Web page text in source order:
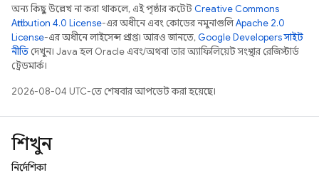
অন্য কিছু উল্লেখ না করা থাকলে, এই পৃষ্ঠার কন্টেন্টCreative Commons
Attribution 4.0 License-এর অধীনে এবং কোডের নমুনাগুলিApache 2.0
License-এর অধীনে লাইসেন্স প্রাপ্ত। আরও জানতে,Google Developers সাইট
নীতি দেখুন। Java হল Oracle এবং/অথবা তার অ্যাফিলিয়েট সংস্থার রেজিস্টার্ড
ট্রেডমার্ক।
2026-08-04 UTC-তে শেষবার আপডেট করা হয়েছে।
শিখুন
নির্দেশিকা